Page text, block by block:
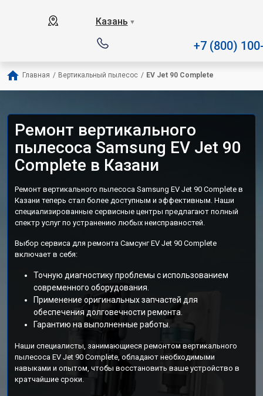
Казань ▼
+7 (800)
Главная / Вертикальный пылесос / EV Jet 90 Complete
Ремонт вертикального
пылесоса Samsung EV Jet 90
Complete в Казани
Ремонт вертикального пылесоса Samsung EV Jet 90 Complete в
Казани теперь стал более доступным и эффективным. Наши
специализированные сервисные центры предлагают полный
спектр услуг по устранению любых неисправностей.
Выбор сервиса для ремонта Самсунг EV Jet 90 Complete
включает в себя:
Точную диагностику проблемы с использованием
современного оборудования.
Применение оригинальных запчастей для
обеспечения долговечности ремонта.
Гарантию на выполненные работы.
Наши специалисты, занимающиеся ремонтом вертикального
пылесоса EV Jet 90 Complete, обладают необходимыми
навыками и опытом, чтобы восстановить ваше устройство в
кратчайшие сроки.